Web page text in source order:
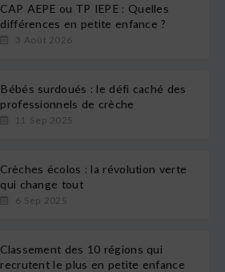
CAP AEPE ou TP IEPE : Quelles
différences en petite enfance ?
3 Août 2026
Bébés surdoués : le défi caché des
professionnels de crèche
11 Sep 2025
Crèches écolos : la révolution verte
qui change tout
6 Sep 2025
Classement des 10 régions qui
recrutent le plus en petite enfance